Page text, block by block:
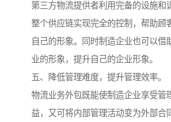
第三方物流提供者利用完备的设施和
整个供应链实现完全的控制，帮助顾
自己的形象。同时制造企业也可以借
业的形象，提升自己的企业形象。
五、降低管理难度，提升管理效率。
物流业务外包既能使制造企业享受管
益，又可将内部管理活动变为外部合